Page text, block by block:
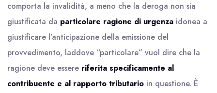
comporta la invalidità, a meno che la deroga non sia
giustificata da particolare ragione di urgenza idonea a
giustificare l’anticipazione della emissione del
provvedimento, laddove “particolare” vuol dire che la
ragione deve essere riferita specificamente al
contribuente e al rapporto tributario in questione. È